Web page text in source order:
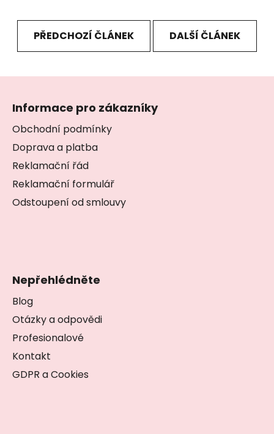
PŘEDCHOZÍ ČLÁNEK DALŠÍ ČLÁNEK
Informace pro zákazníky
Obchodní podmínky
Doprava a platba
Reklamační řád
Reklamační formulář
Odstoupení od smlouvy
Nepřehlédněte
Blog
Otázky a odpovědi
Profesionalové
Kontakt
GDPR a Cookies